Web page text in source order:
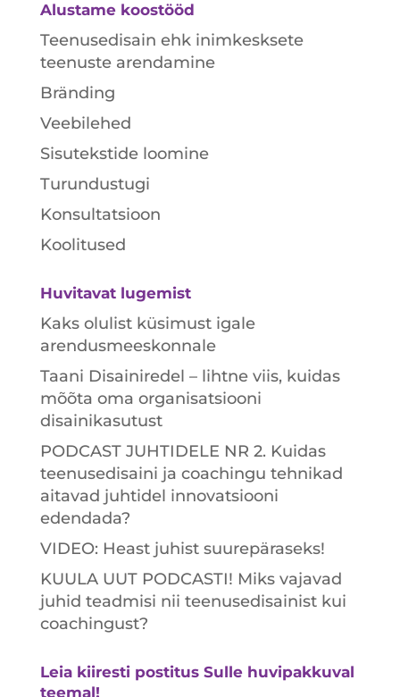
Alustame koostööd
Teenusedisain ehk inimkesksete
teenuste arendamine
Bränding
Veebilehed
Sisutekstide loomine
Turundustugi
Konsultatsioon
Koolitused
Huvitavat lugemist
Kaks olulist küsimust igale
arendusmeeskonnale
Taani Disainiredel – lihtne viis, kuidas
mõõta oma organisatsiooni
disainikasutust
PODCAST JUHTIDELE NR 2. Kuidas
teenusedisaini ja coachingu tehnikad
aitavad juhtidel innovatsiooni
edendada?
VIDEO: Heast juhist suurepäraseks!
KUULA UUT PODCASTI! Miks vajavad
juhid teadmisi nii teenusedisainist kui
coachingust?
Leia kiiresti postitus Sulle huvipakkuval
teemal!